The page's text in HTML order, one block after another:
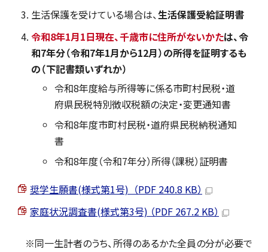
生活保護を受けている場合は、生活保護受給証明書
令和8年1月1日現在、千歳市に住所がないかたは、令
和7年分（令和7年1月から12月）の所得を証明するも
の（下記書類いずれか）
令和8年度給与所得等に係る市町村民税・道
府県民税特別徴収税額の決定・変更通知書
令和8年度市町村民税・道府県民税納税通知
書
令和8年度（令和7年分）所得（課税）証明書
奨学生願書(様式第1号) （PDF 240.8 KB）
家庭状況調査書(様式第3号) （PDF 267.2 KB）
※同一生計者のうち、所得のあるかた全員の分が必要で